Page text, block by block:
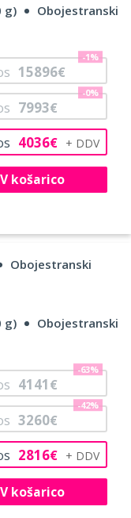
g)
Obojestranski
4036€
7993€
-0%
15896€
-1%
V košarico
Obojestranski
g)
Obojestranski
2816€
3260€
-42%
4141€
-63%
V košarico